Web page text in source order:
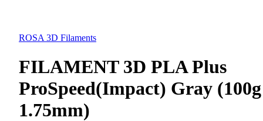
ROSA 3D Filaments
FILAMENT 3D PLA Plus
ProSpeed(Impact) Gray
1.75mm)